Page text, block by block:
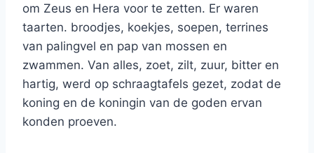
om Zeus en Hera voor te zetten. Er waren
taarten. broodjes, koekjes, soepen, terrines
van palingvel en pap van mossen en
zwammen. Van alles, zoet, zilt, zuur, bitter en
hartig, werd op schraagtafels gezet, zodat de
koning en de koningin van de goden ervan
konden proeven.